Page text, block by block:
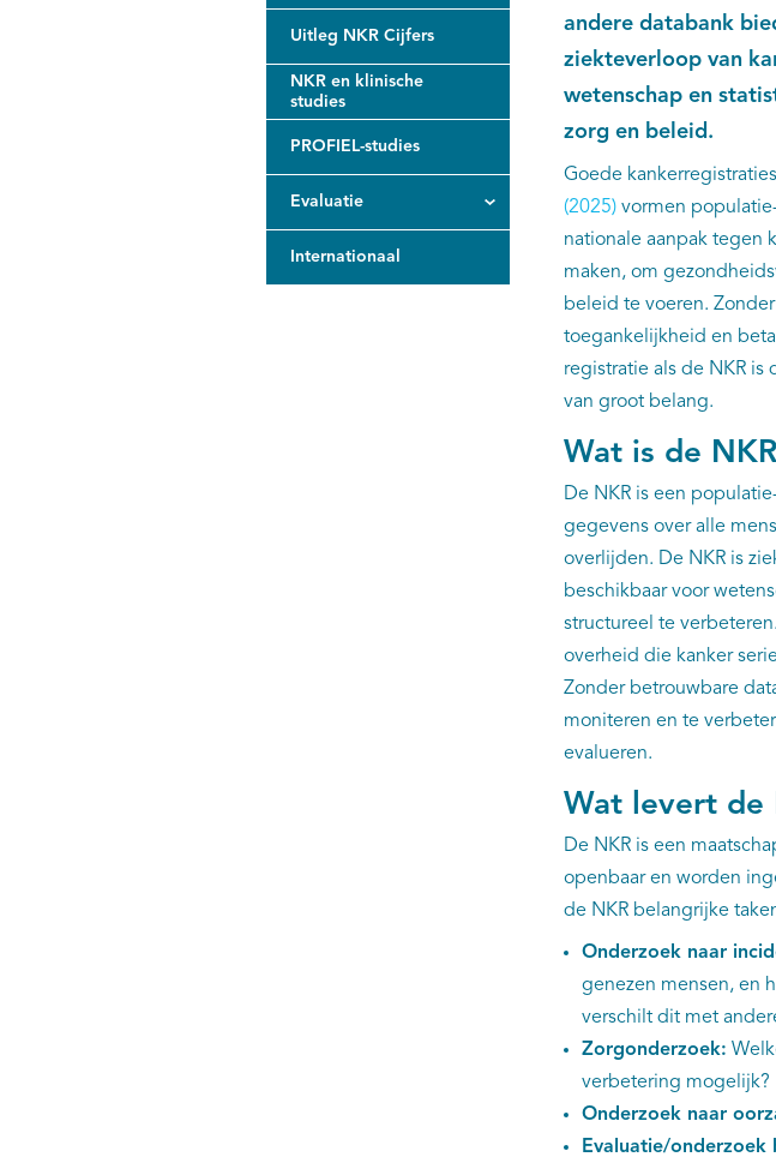
Uitleg NKR Cijfers
NKR en klinische
studies
PROFIEL-studies
Evaluatie
Internationaal
andere databank
ziekteverloop van
wetenschap en
zorg en beleid.
Goede
(2025)vormen populatie-
nationale aanpak tegen
maken, om
beleid te voeren.
toegankelijkheid en
registratie als de NKR is
van groot belang.
Wat is de
De NKR is een
gegevens over alle
overlijden. De NKR is
beschikbaar voor
structureel te
overheid die kanker
Zonder betrouwbare
moniteren en te
evalueren.
Wat levert de
De NKR is een
openbaar en worden
de NKR belangrijke
Onderzoek naar
genezen mensen, en
verschilt dit met
Zorgonderzoek:
verbetering mogelijk?
Onderzoek naar
Evaluatie/onderzoek